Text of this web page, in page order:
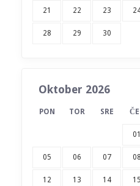
21 22 23
28 29 30
Oktober 2026
PON TOR SRE
01
05 06 07 08
12 13 14 15